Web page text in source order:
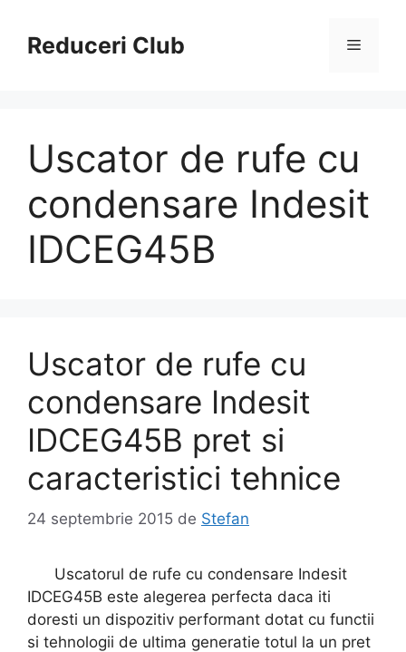
conținutReduceri Club Meniu
Uscator de rufe cu
condensare Indesit
IDCEG45B
Uscator de rufe cu
condensare Indesit
IDCEG45B pret si
caracteristici tehnice
24 septembrie 2015 de Stefan
Uscatorul de rufe cu condensare Indesit
IDCEG45B este alegerea perfecta daca iti
doresti un dispozitiv performant dotat cu functii
si tehnologii de ultima generatie totul la un pret